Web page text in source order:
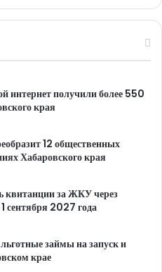
интернет получили более 550
края
12 общественных
Хабаровского края
квитанции за ЖКУ через
сентября 2027 года
займы на запуск и
крае